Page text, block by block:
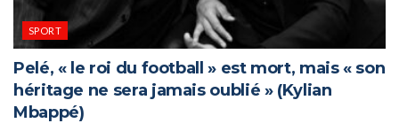
SPORT
Pelé, « le roi du football » est mort, mais « son
héritage ne sera jamais oublié » (Kylian
Mbappé)